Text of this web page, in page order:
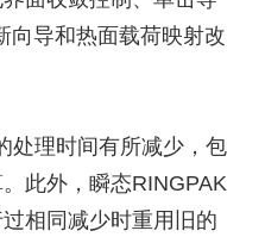
向导和热面载荷映射改
处理时间有所减少，包
此外，瞬态RINGPAK
相同减少时重用旧的